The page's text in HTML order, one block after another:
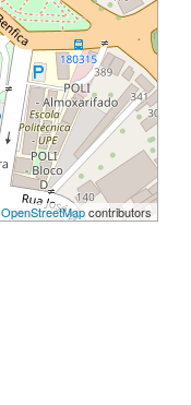
OpenStreetMapcontributors